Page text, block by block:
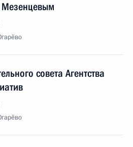
Мезенцевым
совета Агентства